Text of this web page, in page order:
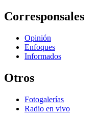
Corresponsales
Opinión
Enfoques
Informados
Otros
Fotogalerías
Radio en vivo